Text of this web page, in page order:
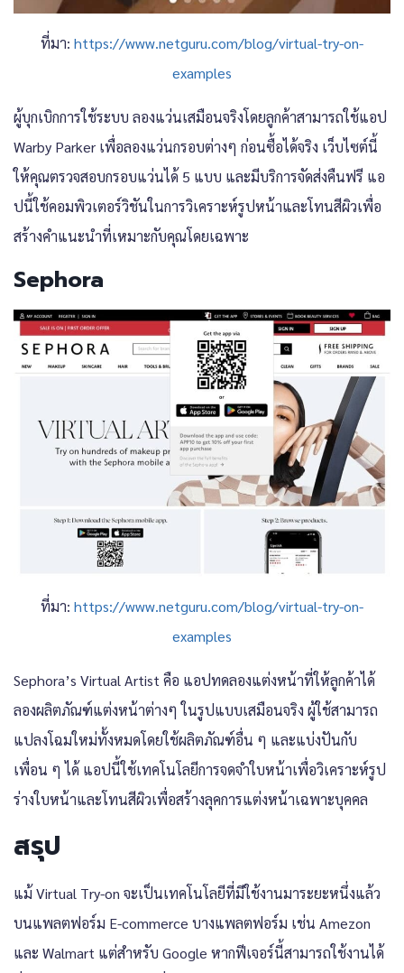
ที่มา: https://www.netguru.com/blog/virtual-try-on-
examples
ผู้บุกเบิกการใช้ระบบ ลองแว่นเสมือนจริงโดยลูกค้าสามารถใช้แอป
Warby Parker เพื่อลองแว่นกรอบต่างๆ ก่อนซื้อได้จริง เว็บไซต์นี้
ให้คุณตรวจสอบกรอบแว่นได้ 5 แบบ และมีบริการจัดส่งคืนฟรี แอ
ปนี้ใช้คอมพิวเตอร์วิชันในการวิเคราะห์รูปหน้าและโทนสีผิวเพื่อ
สร้างคำแนะนำที่เหมาะกับคุณโดยเฉพาะ
Sephora
ที่มา: https://www.netguru.com/blog/virtual-try-on-
examples
Sephora’s Virtual Artist คือ แอปทดลองแต่งหน้าที่ให้ลูกค้าได้
ลองผลิตภัณฑ์แต่งหน้าต่างๆ ในรูปแบบเสมือนจริง ผู้ใช้สามารถ
แปลงโฉมใหม่ทั้งหมดโดยใช้ผลิตภัณฑ์อื่น ๆ และแบ่งปันกับ
เพื่อน ๆ ได้ แอปนี้ใช้เทคโนโลยีการจดจำใบหน้าเพื่อวิเคราะห์รูป
ร่างใบหน้าและโทนสีผิวเพื่อสร้างลุคการแต่งหน้าเฉพาะบุคคล
สรุป
แม้ Virtual Try-on จะเป็นเทคโนโลยีที่มีใช้งานมาระยะหนึ่งแล้ว
บนแพลตฟอร์ม E-commerce บางแพลตฟอร์ม เช่น Amezon
และ Walmart แต่สำหรับ Google หากฟีเจอร์นี้สามารถใช้งานได้